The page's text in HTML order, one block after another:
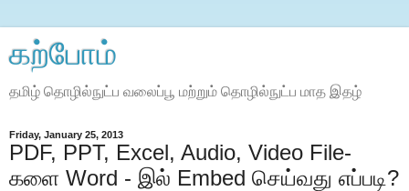
கற்போம்
தமிழ் தொழில்நுட்ப வலைப்பூ மற்றும் தொழில்நுட்ப மாத இதழ்
Friday, January 25, 2013
PDF, PPT, Excel, Audio, Video File-
களை Word - இல் Embed செய்வது எப்படி?